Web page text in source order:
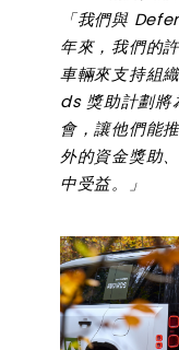
「我們與
年來，我們的
車輛來支持組
ds 獎助計劃將
會，讓他們能
外的資金獎助、
中受益。
」